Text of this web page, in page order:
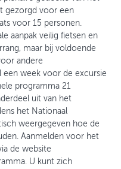
gezorgd voor een
voor 15 personen.
aanpak veilig fietsen en
maar bij voldoende
andere
een week voor de excursie
programma 21
uit van het
het Nationaal
weergegeven hoe de
Aanmelden voor het
de website
U kunt zich